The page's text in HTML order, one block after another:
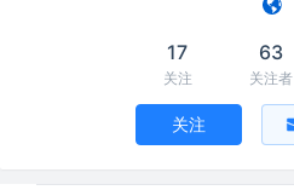
17
关注
63
关注者
关注